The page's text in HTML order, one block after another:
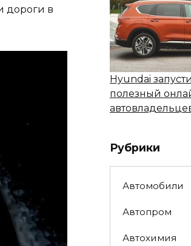
дороги в
Hyundai
полезный
Рубрики
Автомобили
Автопром
Автохимия